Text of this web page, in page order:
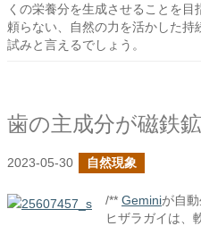
くの栄養分を生成させることを
頼らない、自然の力を活かした持
試みと言えるでしょう。
歯の主成分が磁鉄
2023-05-30 自然現象
/** Geminiが自
ヒザラガイは、